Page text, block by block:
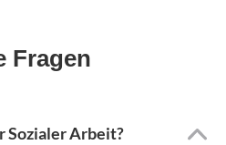
Fragen
Sozialer Arbeit?